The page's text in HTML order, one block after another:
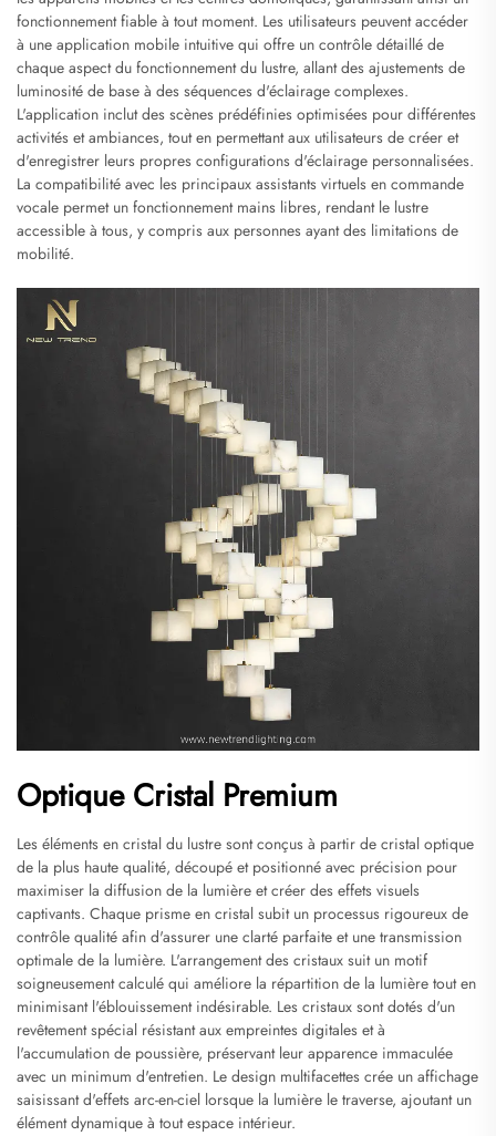
fonctionnement fiable à tout moment. Les utilisateurs peuvent accéder
à une application mobile intuitive qui offre un contrôle détaillé de
chaque aspect du fonctionnement du lustre, allant des ajustements de
luminosité de base à des séquences d'éclairage complexes.
L'application inclut des scènes prédéfinies optimisées pour différentes
activités et ambiances, tout en permettant aux utilisateurs de créer et
d'enregistrer leurs propres configurations d'éclairage personnalisées.
La compatibilité avec les principaux assistants virtuels en commande
vocale permet un fonctionnement mains libres, rendant le lustre
accessible à tous, y compris aux personnes ayant des limitations de
mobilité.
Optique Cristal Premium
Les éléments en cristal du lustre sont conçus à partir de cristal optique
de la plus haute qualité, découpé et positionné avec précision pour
maximiser la diffusion de la lumière et créer des effets visuels
captivants. Chaque prisme en cristal subit un processus rigoureux de
contrôle qualité afin d'assurer une clarté parfaite et une transmission
optimale de la lumière. L'arrangement des cristaux suit un motif
soigneusement calculé qui améliore la répartition de la lumière tout en
minimisant l'éblouissement indésirable. Les cristaux sont dotés d'un
revêtement spécial résistant aux empreintes digitales et à
l'accumulation de poussière, préservant leur apparence immaculée
avec un minimum d'entretien. Le design multifacettes crée un affichage
saisissant d'effets arc-en-ciel lorsque la lumière le traverse, ajoutant un
élément dynamique à tout espace intérieur.